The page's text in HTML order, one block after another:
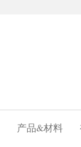
产品&材料